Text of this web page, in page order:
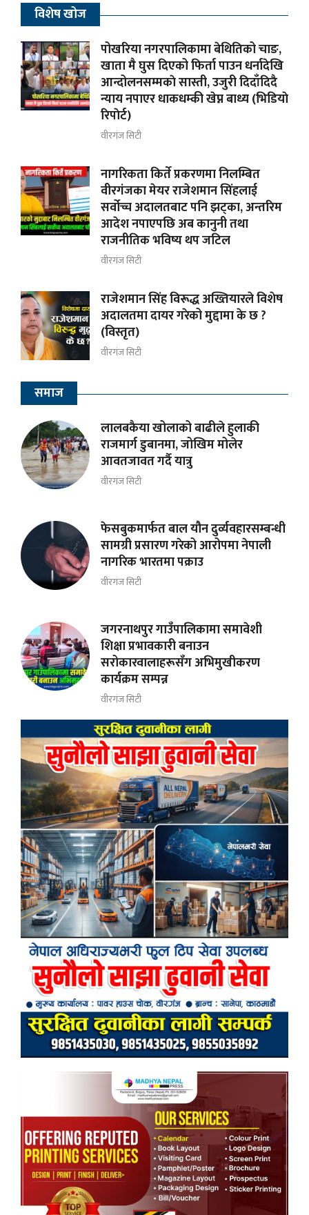
विशेष खोज
पोखरिया नगरपालिकामा बेथितिको चाङ,
खाता मै घुस दिएको फिर्ता पाउन धर्नादेखि
आन्दोलनसम्मकाे सास्ती, उजुरी दिदाँदिदै
न्याय नपाएर धाकधम्की खेप्न बाध्य (भिडियाे
रिपाेर्ट)
वीरगंज सिटी
नागरिकता किर्ते प्रकरणमा निलम्बित
वीरगंजका मेयर राजेशमान सिंहलाई
सर्वोच्च अदालतबाट पनि झट्का, अन्तरिम
आदेश नपाएपछि अब कानुनी तथा
राजनीतिक भविष्य थप जटिल
वीरगंज सिटी
राजेशमान सिंह विरूद्ध अख्तियारले विशेष
अदालतमा दायर गरेको मुद्दामा के छ ?
(विस्तृत)
वीरगंज सिटी
समाज
लालबकैया खोलाको बाढीले हुलाकी
राजमार्ग डुबानमा, जोखिम मोलेर
आवतजावत गर्दै यात्रु
वीरगंज सिटी
फेसबुकमार्फत बाल यौन दुर्व्यवहारसम्बन्धी
सामग्री प्रसारण गरेको आरोपमा नेपाली
नागरिक भारतमा पक्राउ
वीरगंज सिटी
जगरनाथपुर गाउँपालिकामा समावेशी
शिक्षा प्रभावकारी बनाउन
सरोकारवालाहरूसँग अभिमुखीकरण
कार्यक्रम सम्पन्न
वीरगंज सिटी